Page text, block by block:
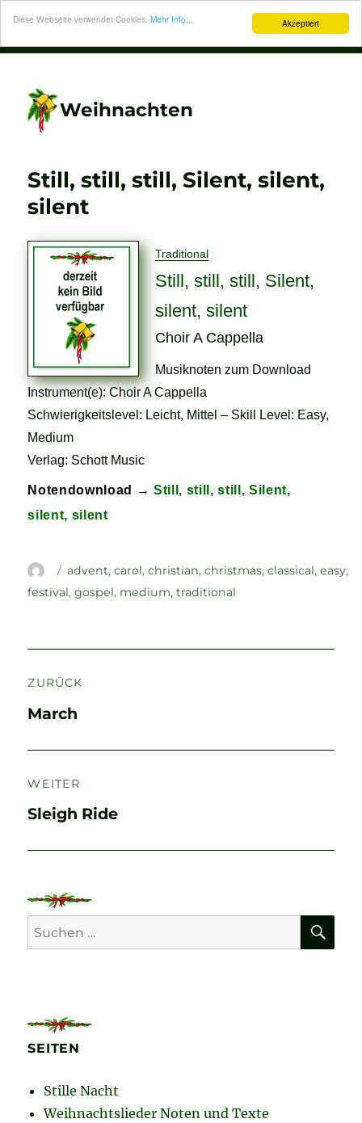
Akzeptiert
Diese Webseite verwendet Cookies. Mehr Info...
Weihnachten
Still, still, still, Silent, silent,
silent
Traditional
Still, still, still, Silent,
silent, silent
Choir A Cappella
Musiknoten zum Download
Instrument(e): Choir A Cappella
Schwierigkeitslevel: Leicht, Mittel – Skill Level: Easy,
Medium
Verlag: Schott Music
Notendownload →Still, still, still, Silent,
silent, silent
Autor
Schlagwörter
advent,carol,christian,christmas,classical,easy,
festival,gospel, medium,traditional
ZURÜCK
Vorheriger
March
WEITER
Nächster
Sleigh Ride
Suchen
nach:
SEITEN
Stille Nacht
Weihnachtslieder Noten und Texte